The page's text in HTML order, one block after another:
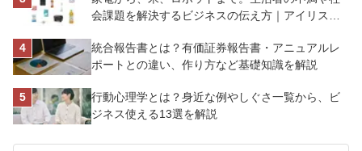
会課題を解決するビジネスの伝え方｜アイリスオ
統合報告書とは？有価証券報告書・アニュアルレ
ポートとの違い、作り方など基礎知識を解説
行動心理学とは？身近な例やしぐさ一覧から、ビ
ジネス使える13選を解説